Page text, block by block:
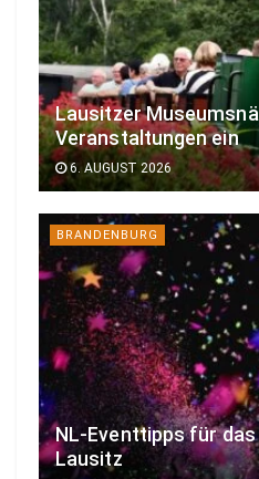
Lausitzer
Veranstaltungen ein
6. AUGUST 2026
BRANDENBURG
NL-Eventtipps für das
Lausitz